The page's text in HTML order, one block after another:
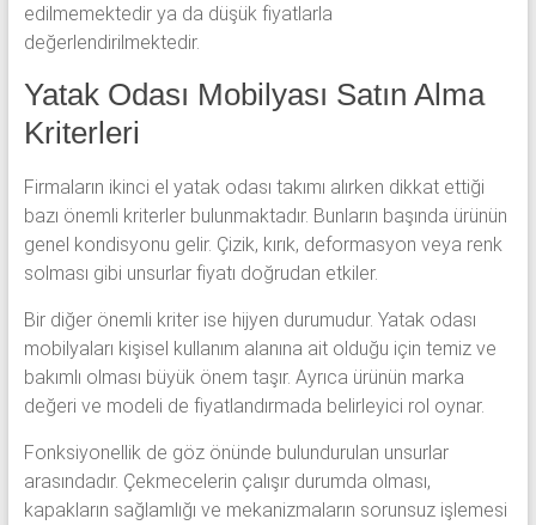
edilmemektedir ya da düşük fiyatlarla
değerlendirilmektedir.
Yatak Odası Mobilyası Satın Alma
Kriterleri
Firmaların ikinci el yatak odası takımı alırken dikkat ettiği
bazı önemli kriterler bulunmaktadır. Bunların başında ürünün
genel kondisyonu gelir. Çizik, kırık, deformasyon veya renk
solması gibi unsurlar fiyatı doğrudan etkiler.
Bir diğer önemli kriter ise hijyen durumudur. Yatak odası
mobilyaları kişisel kullanım alanına ait olduğu için temiz ve
bakımlı olması büyük önem taşır. Ayrıca ürünün marka
değeri ve modeli de fiyatlandırmada belirleyici rol oynar.
Fonksiyonellik de göz önünde bulundurulan unsurlar
arasındadır. Çekmecelerin çalışır durumda olması,
kapakların sağlamlığı ve mekanizmaların sorunsuz işlemesi